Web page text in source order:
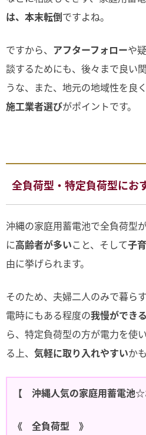
は、本末転倒ですよね。
ですから、 アフターフォローや
談するためにも、後々まで良い
うな、また、地元の地域性を良く
施工業者選びがポイントです。
全負荷型・特定負荷型にお
沖縄の家庭用蓄電池で全負荷型
に高齢者が多いこと、そして子
由に挙げられます。
そのため、夫婦二人のみで暮らす
電時にもある程度の我慢ができ
ら、特定負荷型の方が電力を使
る上、 気軽に取り入れやすいか
【 沖縄人気の家庭用蓄電池
《 全負荷型 》